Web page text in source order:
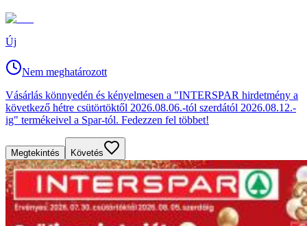
Új
Nem meghatározott
Vásárlás könnyedén és kényelmesen a "INTERSPAR hirdetmény a
következő hétre csütörtöktől 2026.08.06.-tól szerdától 2026.08.12.-
ig" termékeivel a Spar-tól. Fedezzen fel többet!
Megtekintés Követés